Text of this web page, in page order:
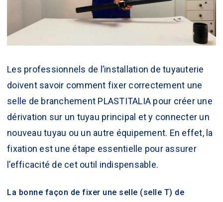
Les professionnels de l’installation de tuyauterie
doivent savoir comment fixer correctement une
selle de branchement PLASTITALIA pour créer une
dérivation sur un tuyau principal et y connecter un
nouveau tuyau ou un autre équipement. En effet, la
fixation est une étape essentielle pour assurer
l’efficacité de cet outil indispensable.
La bonne façon de fixer une selle (selle T) de